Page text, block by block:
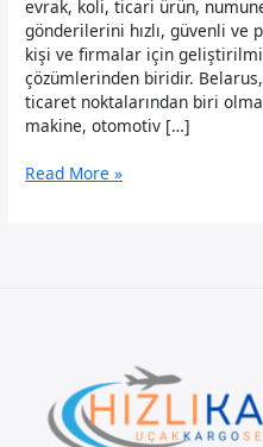
evrak, koli, ticari ürün,
gönderilerini hızlı, güvenli ve
kişi ve firmalar için
çözümlerinden biridir. Belarus,
ticaret noktalarından biri
makine, otomotiv […]
Belarus
Read More »